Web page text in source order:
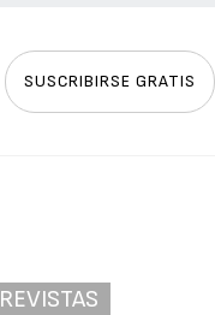
SUSCRIBIRSE GRATIS
REVISTAS